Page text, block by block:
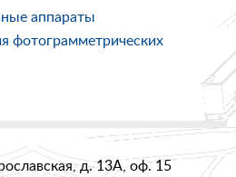
аппараты
фотограмметрических
д. 13А, оф. 15